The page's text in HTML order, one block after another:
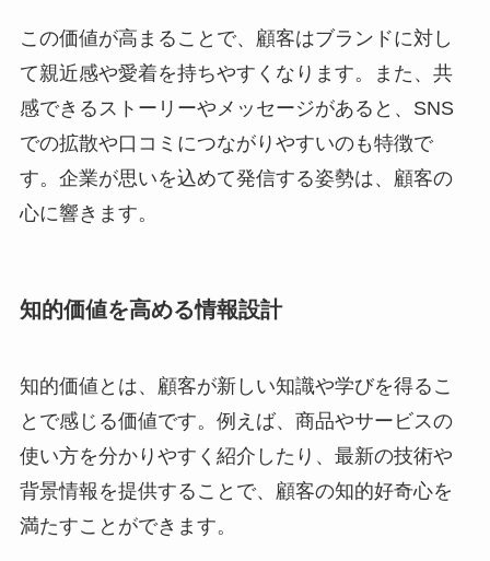
この価値が高まることで、顧客はブランドに対し
て親近感や愛着を持ちやすくなります。また、共
感できるストーリーやメッセージがあると、SNS
での拡散や口コミにつながりやすいのも特徴で
す。企業が思いを込めて発信する姿勢は、顧客の
心に響きます。
知的価値を高める情報設計
知的価値とは、顧客が新しい知識や学びを得るこ
とで感じる価値です。例えば、商品やサービスの
使い方を分かりやすく紹介したり、最新の技術や
背景情報を提供することで、顧客の知的好奇心を
満たすことができます。